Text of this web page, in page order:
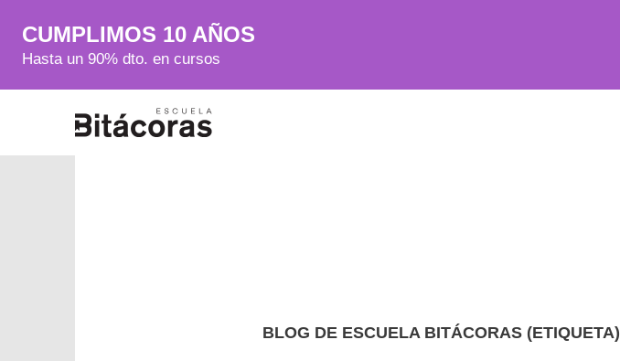
CUMPLIMOS 10 AÑOS
Hasta un 90% dto. en cursos
BLOG DE ESCUELA BITÁCORAS (ETIQUETA)